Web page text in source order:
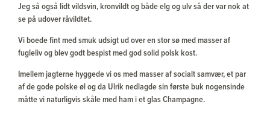
Jeg så også lidt vildsvin, kronvildt og både elg og ulv så der var nok at
se på udover råvildtet.
Vi boede fint med smuk udsigt ud over en stor sø med masser af
fugleliv og blev godt bespist med god solid polsk kost.
Imellem jagterne hyggede vi os med masser af socialt samvær, et par
af de gode polske øl og da Ulrik nedlagde sin første buk nogensinde
måtte vi naturligvis skåle med ham i et glas Champagne.